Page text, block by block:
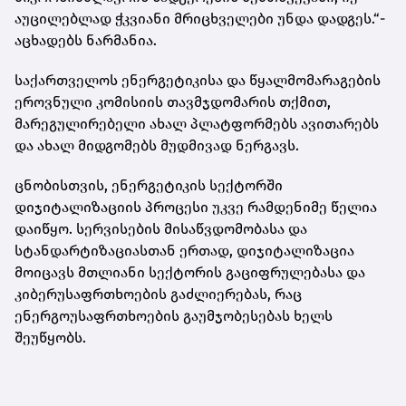
აუცილებლად ჭკვიანი მრიცხველები უნდა დადგეს.“-
აცხადებს ნარმანია.
საქართველოს ენერგეტიკისა და წყალმომარაგების
ეროვნული კომისიის თავმჯდომარის თქმით,
მარეგულირებელი ახალ პლატფორმებს ავითარებს
და ახალ მიდგომებს მუდმივად ნერგავს.
ცნობისთვის, ენერგეტიკის სექტორში
დიჯიტალიზაციის პროცესი უკვე რამდენიმე წელია
დაიწყო. სერვისების მისაწვდომობასა და
სტანდარტიზაციასთან ერთად, დიჯიტალიზაცია
მოიცავს მთლიანი სექტორის გაციფრულებასა და
კიბერუსაფრთხოების გაძლიერებას, რაც
ენერგოუსაფრთხოების გაუმჯობესებას ხელს
შეუწყობს.